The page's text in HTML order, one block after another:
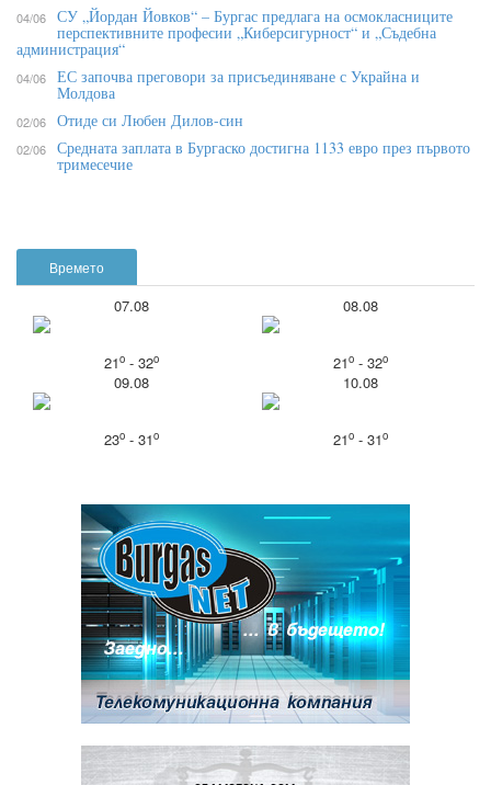
Времето
07.08
21o- 32o
08.08
21o- 32o
09.08
23o- 31o
10.08
21o- 31o
04/06 СУ „Йордан Йовков“ – Бургас предлага на осмокласниците
перспективните професии „Киберсигурност“ и „Съдебна
администрация“
04/06 ЕС започва преговори за присъединяване с Украйна и
Молдова
02/06 Отиде си Любен Дилов-син
02/06 Средната заплата в Бургаско достигна 1133 евро през първото
тримесечие